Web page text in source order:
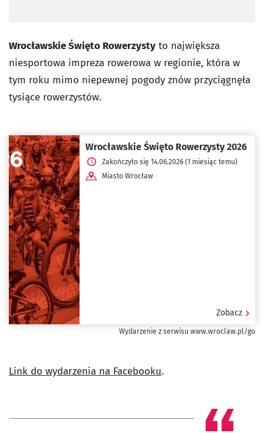
Wrocławskie Święto Rowerzysty to największa
niesportowa impreza rowerowa w regionie, która w
tym roku mimo niepewnej pogody znów przyciągnęła
tysiące rowerzystów.
Wrocławskie Święto Rowerzysty 2026
Zakończyło się 14.06.2026 (1 miesiąc temu)
Miasto Wrocław
Zobacz
Wydarzenie z serwisu www.wroclaw.pl/go
Link do wydarzenia na Facebooku.